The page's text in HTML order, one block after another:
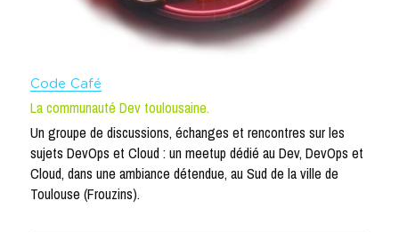
Code Café
La communauté Dev toulousaine.
Un groupe de discussions, échanges et rencontres sur les
sujets DevOps et Cloud : un meetup dédié au Dev, DevOps et
Cloud, dans une ambiance détendue, au Sud de la ville de
Toulouse (Frouzins).